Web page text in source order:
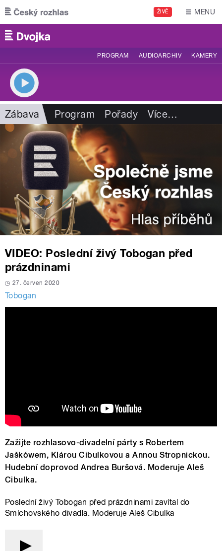
Přejít k hlavnímu obsahu
ŽIVĚ MENU
PROGRAM AUDIOARCHIV KAMERY
Zábava Program Pořady Více…
VIDEO: Poslední živý Tobogan před
prázdninami
27. červen 2020
Tobogan
Zažijte rozhlasovo-divadelní párty s Robertem
Jaškówem, Klárou Cibulkovou a Annou Stropnickou.
Hudební doprovod Andrea Buršová. Moderuje Aleš
Cibulka.
Poslední živý Tobogan před prázdninami zavítal do
Smíchovského divadla. Moderuje Aleš Cibulka